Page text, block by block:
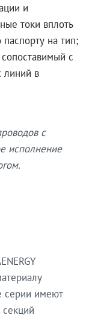
и
токи вплоть
на тип;
с
линий в
с
исполнение
серии имеют